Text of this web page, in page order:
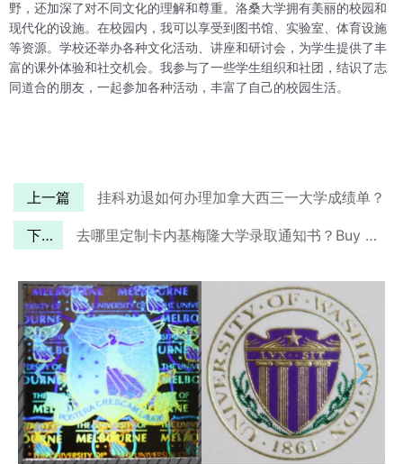
野，还加深了对不同文化的理解和尊重。洛桑大学拥有美丽的校园和
现代化的设施。在校园内，我可以享受到图书馆、实验室、体育设施
等资源。学校还举办各种文化活动、讲座和研讨会，为学生提供了丰
富的课外体验和社交机会。我参与了一些学生组织和社团，结识了志
同道合的朋友，一起参加各种活动，丰富了自己的校园生活。
上一篇 挂科劝退如何办理加拿大西三一大学成绩单？
下一篇 去哪里定制卡内基梅隆大学录取通知书？Buy a Carnegie Mellon University‘s Offer Online.